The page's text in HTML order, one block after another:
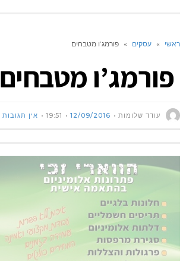
ראשי » עסקים » פורמג’ו מטבחים
פורמג’ו מטבחים
עודד שלומות 12/09/2016
19:51 אין תגובות